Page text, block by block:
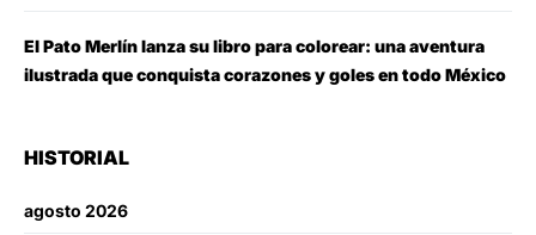
El Pato Merlín lanza su libro para colorear: una aventura
ilustrada que conquista corazones y goles en todo México
HISTORIAL
agosto 2026